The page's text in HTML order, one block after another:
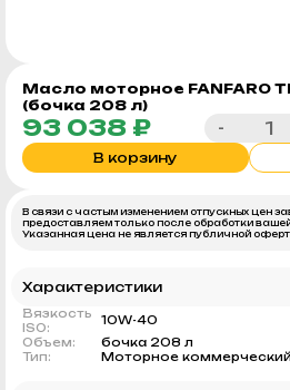
Масло моторное FANFARO
(бочка 208 л)
93 038 ₽ -
В корзину
В связи с частым изменением отпускных цен
предоставляем только после обработки
Указанная цена не является публичной
Характеристики
Вязкость
ISO:
10W-40
Объем:
бочка 208 л
Тип:
Моторное